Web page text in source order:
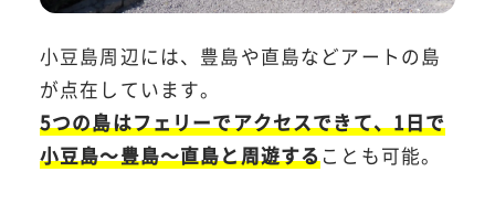
小豆島周辺には、豊島や直島などアートの島
が点在しています。
5つの島はフェリーでアクセスできて、1日で
小豆島～豊島～直島と周遊することも可能。